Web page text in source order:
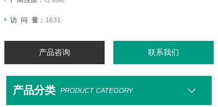
访 问 量： 1631
产品咨询 联系我们
产品分类 PRODUCT CATEGORY